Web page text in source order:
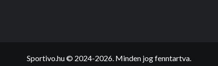
Sportivo.hu © 2024-2026. Minden jog fenntartva.